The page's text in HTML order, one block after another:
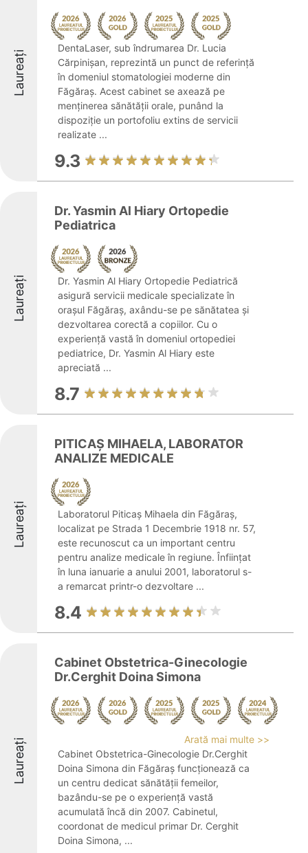
Laureați
DentaLaser, sub îndrumarea Dr. Lucia
Cărpinișan, reprezintă un punct de referință
în domeniul stomatologiei moderne din
Făgăraș. Acest cabinet se axează pe
menținerea sănătății orale, punând la
dispoziție un portofoliu extins de servicii
realizate ...
9.3
Laureați
Dr. Yasmin Al Hiary Ortopedie
Pediatrica
Dr. Yasmin Al Hiary Ortopedie Pediatrică
asigură servicii medicale specializate în
orașul Făgăraș, axându-se pe sănătatea și
dezvoltarea corectă a copiilor. Cu o
experiență vastă în domeniul ortopediei
pediatrice, Dr. Yasmin Al Hiary este
apreciată ...
8.7
Laureați
PITICAŞ MIHAELA, LABORATOR
ANALIZE MEDICALE
Laboratorul Piticaș Mihaela din Făgăraș,
localizat pe Strada 1 Decembrie 1918 nr. 57,
este recunoscut ca un important centru
pentru analize medicale în regiune. Înființat
în luna ianuarie a anului 2001, laboratorul s-
a remarcat printr-o dezvoltare ...
8.4
Laureați
Cabinet Obstetrica-Ginecologie
Dr.Cerghit Doina Simona
Arată mai multe >>
Cabinet Obstetrica-Ginecologie Dr.Cerghit
Doina Simona din Făgăraș funcționează ca
un centru dedicat sănătății femeilor,
bazându-se pe o experiență vastă
acumulată încă din 2007. Cabinetul,
coordonat de medicul primar Dr. Cerghit
Doina Simona, ...